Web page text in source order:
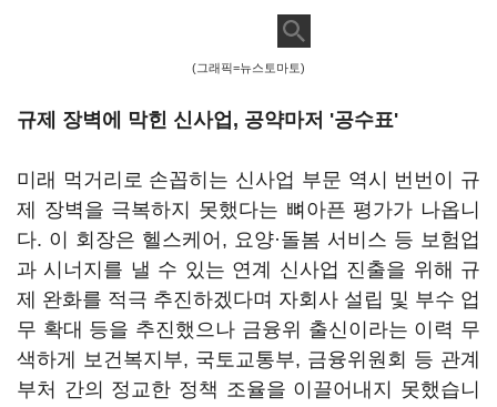
(그래픽=뉴스토마토)
규제 장벽에 막힌 신사업, 공약마저 '공수표'
미래 먹거리로 손꼽히는 신사업 부문 역시 번번이 규
제 장벽을 극복하지 못했다는 뼈아픈 평가가 나옵니
다. 이 회장은 헬스케어, 요양·돌봄 서비스 등 보험업
과 시너지를 낼 수 있는 연계 신사업 진출을 위해 규
제 완화를 적극 추진하겠다며 자회사 설립 및 부수 업
무 확대 등을 추진했으나 금융위 출신이라는 이력 무
색하게 보건복지부, 국토교통부, 금융위원회 등 관계
부처 간의 정교한 정책 조율을 이끌어내지 못했습니